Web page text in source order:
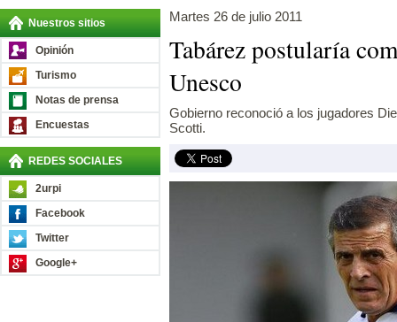
Nuestros sitios
Opinión
Turismo
Notas de prensa
Encuestas
REDES SOCIALES
2urpi
Facebook
Twitter
Google+
Martes 26 de julio 2011
Tabárez postularía
Unesco
Gobierno reconoció a los jugadores
Scotti.